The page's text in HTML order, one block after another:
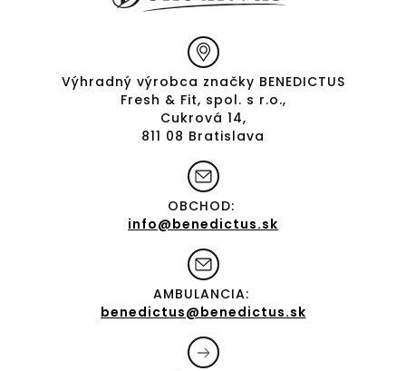
Výhradný výrobca značky BENEDICTUS
Fresh & Fit, spol. s r.o.,
Cukrová 14,
811 08 Bratislava
OBCHOD:
info@benedictus.sk
AMBULANCIA:
benedictus@benedictus.sk